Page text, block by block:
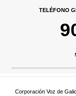
TELÉFONO
Corporación Voz de